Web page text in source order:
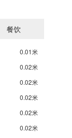
餐饮
0.01米
0.02米
0.02米
0.02米
0.02米
0.02米